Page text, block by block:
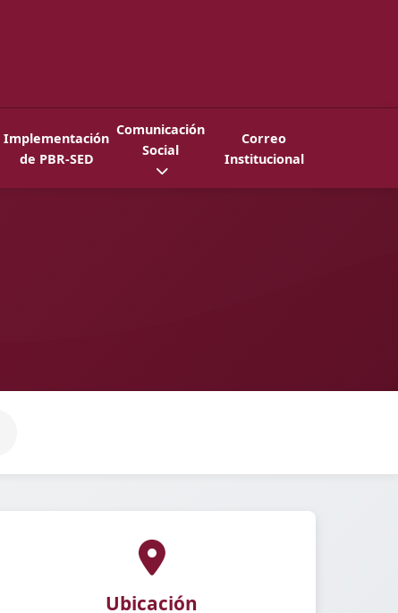
Implementación
de PBR-SED
Comunicación
Social
Correo
Institucional
Ubicación